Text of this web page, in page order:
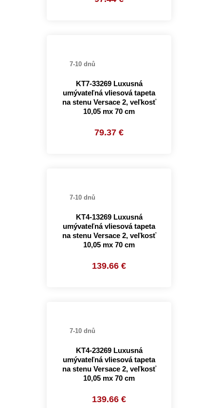
7-10 dnů
KT7-33269 Luxusná
umývateľná vliesová tapeta
na stenu Versace 2, veľkosť
10,05 mx 70 cm
79.37 €
7-10 dnů
KT4-13269 Luxusná
umývateľná vliesová tapeta
na stenu Versace 2, veľkosť
10,05 mx 70 cm
139.66 €
7-10 dnů
KT4-23269 Luxusná
umývateľná vliesová tapeta
na stenu Versace 2, veľkosť
10,05 mx 70 cm
139.66 €